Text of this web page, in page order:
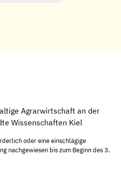
Agrarwirtschaft an der
Wissenschaften Kiel
oder eine einschlägige
nachgewiesen bis zum Beginn des 3.